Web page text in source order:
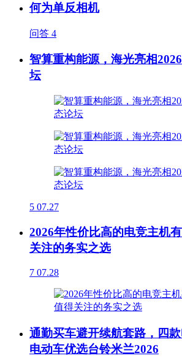
何为单反相机
问答 4
智算重构能源，海光亮相
坛
5 07.27
2026年性价比高的电竞主机
关注的务实之选
7 07.28
通勤买车避开续航套路，四
电动车优选台铃米兰2026